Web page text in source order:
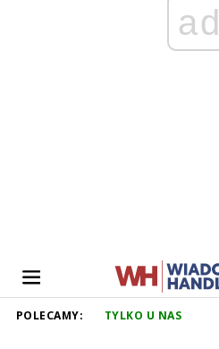
ad
POLECAMY: TYLKO U NAS